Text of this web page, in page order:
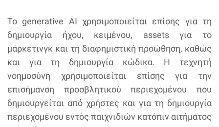
Το generative AI χρησιμοποιείται επίσης για τη
δημιουργία ήχου, κειμένου, assets για το
μάρκετινγκ και τη διαφημιστική προώθηση, καθώς
και για τη δημιουργία κώδικα. Η τεχνητή
νοημοσύνη χρησιμοποιείται επίσης για την
επισήμανση προσβλητικού περιεχομένου που
δημιουργείται από χρήστες και για τη δημιουργία
περιεχομένου εντός παιχνιδιών κατόπιν αιτήματος